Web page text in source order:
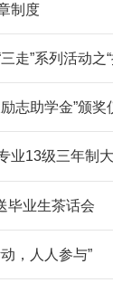
制度
走”系列活动之
志助学金”颁奖
业13级三年制
毕业生茶话会
，人人参与”